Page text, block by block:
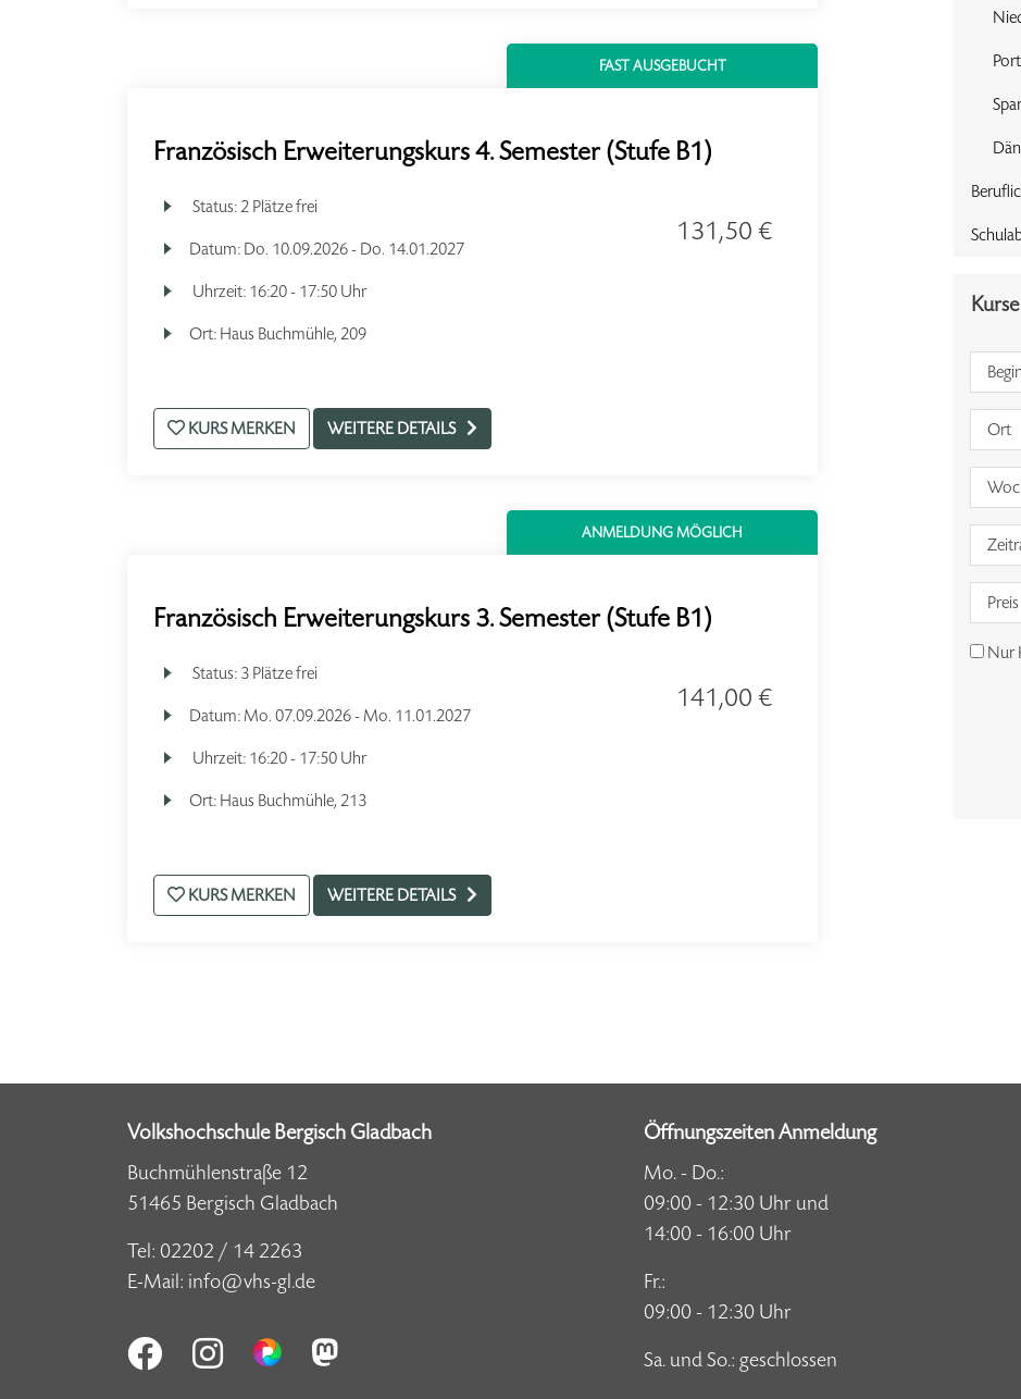
FAST AUSGEBUCHT
Französisch Erweiterungskurs 4. Semester (Stufe B1)
Status:2 Plätze frei
Datum: Do. 10.09.2026 - Do. 14.01.2027
Uhrzeit: 16:20 - 17:50 Uhr
Ort: Haus Buchmühle, 209
131,50 €
KURS MERKEN WEITERE DETAILS
ANMELDUNG MÖGLICH
Französisch Erweiterungskurs 3. Semester (Stufe B1)
Status: 3 Plätze frei
Datum: Mo. 07.09.2026 - Mo. 11.01.2027
Uhrzeit: 16:20 - 17:50 Uhr
Ort: Haus Buchmühle, 213
141,00 €
KURS MERKEN WEITERE DETAILS
Ort
Preis
Nur
Volkshochschule Bergisch Gladbach
Buchmühlenstraße 12
51465 Bergisch Gladbach
Tel: 02202 / 14 2263
E-Mail: info@vhs-gl.de
Öffnungszeiten Anmeldung
Mo. - Do.:
09:00 - 12:30 Uhr und
14:00 - 16:00 Uhr
Fr.:
09:00 - 12:30 Uhr
Sa. und So.: geschlossen